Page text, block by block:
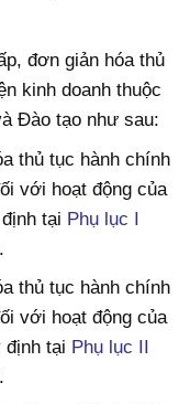
đơn giản hóa thủ
kinh doanh thuộc
Đào tạo như sau:
thủ tục hành chính
với hoạt động của
tại Phụ lục I
thủ tục hành chính
với hoạt động của
định tại Phụ lục II